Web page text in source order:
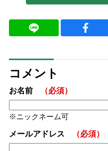
コメント
お名前 （必須）
ニックネーム可
メールアドレス （必須）